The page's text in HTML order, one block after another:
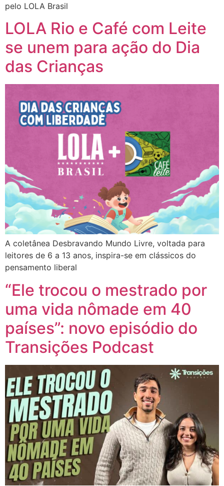
pelo LOLA Brasil
LOLA Rio e Café com Leite
se unem para ação do Dia
das Crianças
A coletânea Desbravando Mundo Livre, voltada para
leitores de 6 a 13 anos, inspira-se em clássicos do
pensamento liberal
“Ele trocou o mestrado por
uma vida nômade em 40
países”: novo episódio do
Transições Podcast